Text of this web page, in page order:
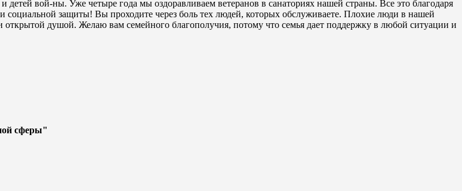
детей вой-ны. Уже четыре года мы оздоравливаем ветеранов в санаториях нашей страны. Все это благодаря
защиты! Вы проходите через боль тех людей, которых обслуживаете. Плохие люди в нашей
душой. Желаю вам семейного благополучия, потому что семья дает поддержку в любой ситуации и
сферы"